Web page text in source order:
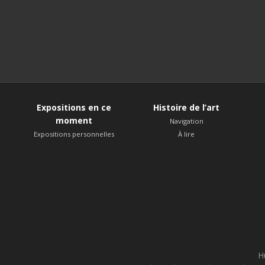
Expositions en ce
moment
Expositions personnelles
Histoire de l’art
Navigation
À lire